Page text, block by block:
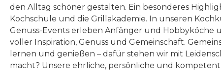
den Alltag schöner gestalten. Ein besonderes
Kochschule und die Grillakademie. In unseren
Genuss-Events erleben Anfänger und Hobbyköche
voller Inspiration, Genuss und Gemeinschaft.
lernen und genießen – dafür stehen wir mit
macht? Unsere ehrliche, persönliche und